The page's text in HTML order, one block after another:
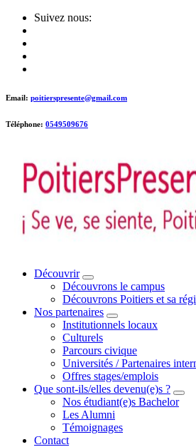
Skip
content
Suivez nous:
Email: poitierspresente@gmail.com
Téléphone: 0549509676
Poitiers presente !
Découvrir
Découvrons le campus
Découvrons Poitiers et sa
Nos partenaires
Institutionnels locaux
Culturels
Parcours civique
Universités / Partenaires
Offres stages/emplois
Que sont-ils/elles devenu(e)s ?
Nos étudiant(e)s Bachelor
Les Alumni
Témoignages
Contact